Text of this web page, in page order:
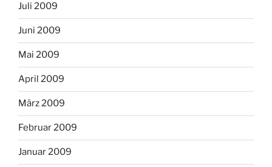
Juli 2009
Juni 2009
Mai 2009
April 2009
März 2009
Februar 2009
Januar 2009